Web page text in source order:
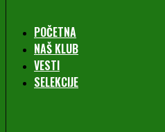
POČETNA
NAŠ KLUB
VESTI
SELEKCIJE